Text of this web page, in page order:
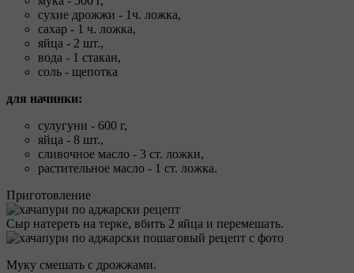
сухие дрожжи - 1ч. ложка,
сахар - 1 ч. ложка,
яйца - 2 шт.,
вода - 1 стакан,
соль - щепотка
для начинки:
сулугуни - 600 г,
яйца - 8 шт.,
сливочное масло - 3 ст. ложки,
растительное масло - 1 ст. ложка.
Приготовление
Сыр натереть на терке, вбить 2 яйца и перемешать.
Муку смешать с дрожжами.